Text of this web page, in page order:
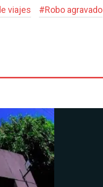
viajes #Robo agravado